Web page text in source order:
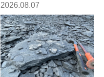
2026.08.07